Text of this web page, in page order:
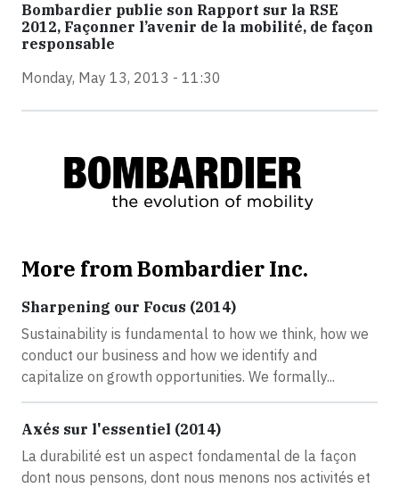
Bombardier publie son Rapport sur la RSE
2012, Façonner l’avenir de la mobilité, de façon
responsable
Monday, May 13, 2013 - 11:30
More from Bombardier Inc.
Sharpening our Focus (2014)
Sustainability is fundamental to how we think, how we
conduct our business and how we identify and
capitalize on growth opportunities. We formally...
Axés sur l'essentiel (2014)
La durabilité est un aspect fondamental de la façon
dont nous pensons, dont nous menons nos activités et